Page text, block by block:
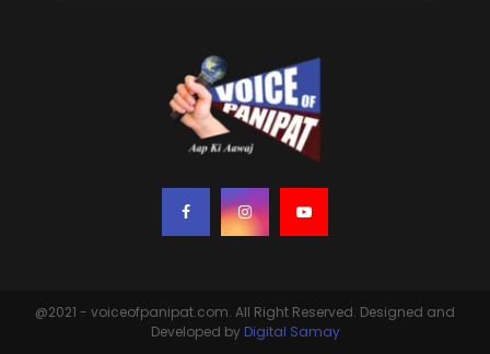
@2021 - voiceofpanipat.com. All Right Reserved. Designed and
Developed by Digital Samay